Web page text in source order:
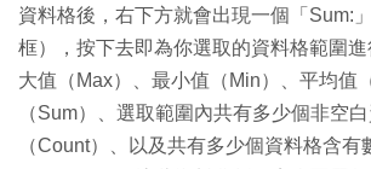
資料格後，右下方就會出現一個「Sum:
框），按下去即為你選取的資料格範圍
大值（Max）、最小值（Min）、平均值
（Sum）、選取範圍內共有多少個非空
（Count）、以及共有多少個資料格含有